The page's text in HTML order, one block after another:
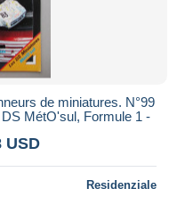
de miniatures. N°99
MétO'sul, Formule 1 -
USD
Residenziale